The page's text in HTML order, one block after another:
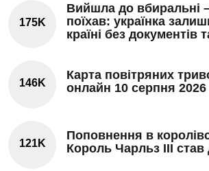
175K
Вийшла до вбиральні
поїхав: українка
країні без документів
146K
Карта повітряних
онлайн 10 серпня 2026
121K
Поповнення в
Король Чарльз III став